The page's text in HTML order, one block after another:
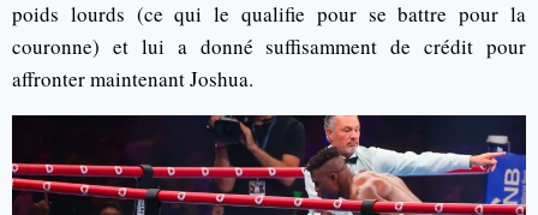
poids lourds (ce qui le qualifie pour se battre pour la
couronne) et lui a donné suffisamment de crédit pour
affronter maintenant Joshua.